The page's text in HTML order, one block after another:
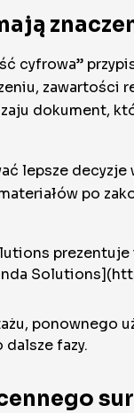
cyfrowa”
dokument,
lepsze
po
ponownego
fazy.